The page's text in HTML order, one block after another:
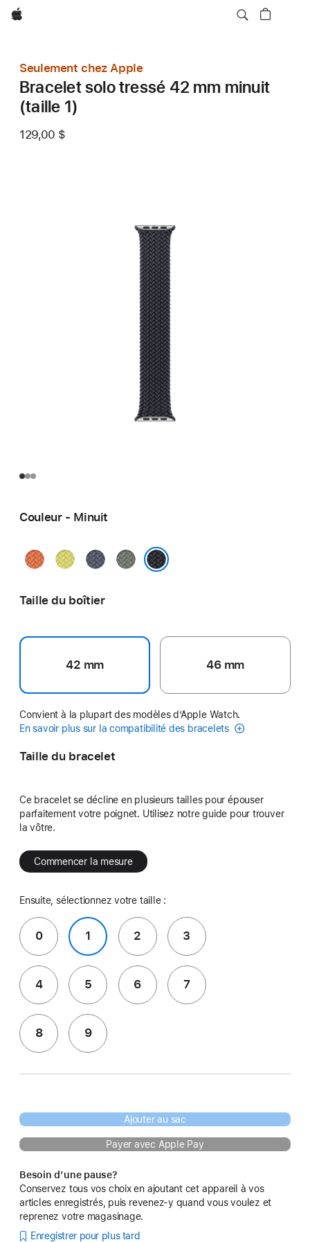
Apple
Seulement chez Apple
Bracelet solo tressé 42 mm minuit
(taille 1)
129,00 $
Couleur - Minuit
Curcuma
JauneBleu
Gris-
Taille du boîtier
42 mm 46 mm
Convient à la plupart des modèles d’Apple Watch.
En savoir plus sur la compatibilité des bracelets
Taille du bracelet
Ce bracelet se décline en plusieurs tailles pour épouser
parfaitement votre poignet. Utilisez notre guide pour trouver
la vôtre.
Commencer la mesure
Ensuite, sélectionnez votre taille :
0 1 2 3
4 5 6 7
8 9
Ajouter au sac
Payer avec Apple Pay
Besoin d’une pause?
Conservez tous vos choix en ajoutant cet appareil à vos
articles enregistrés, puis revenez-y quand vous voulez et
reprenez votre magasinage.
Enregistrer pour plus tard